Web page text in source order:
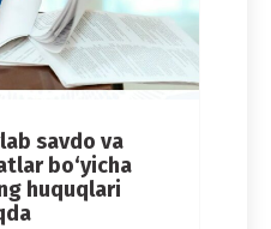
savdo va
bo‘yicha
huquqlari